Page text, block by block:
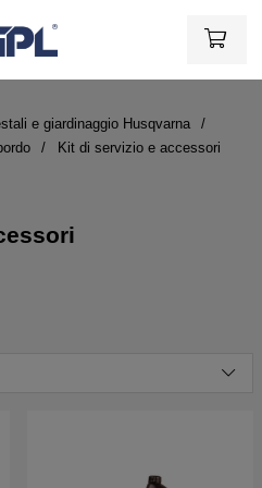
e giardinaggio Husqvarna
Kit di servizio e accessori